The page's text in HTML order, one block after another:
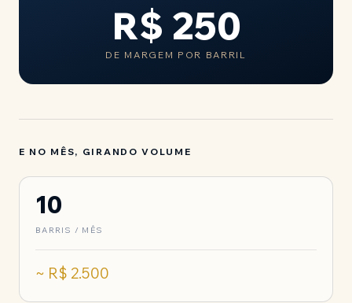
R$ 250
DE MARGEM POR BARRIL
E NO MÊS, GIRANDO VOLUME
10
BARRIS / MÊS
~ R$ 2.500